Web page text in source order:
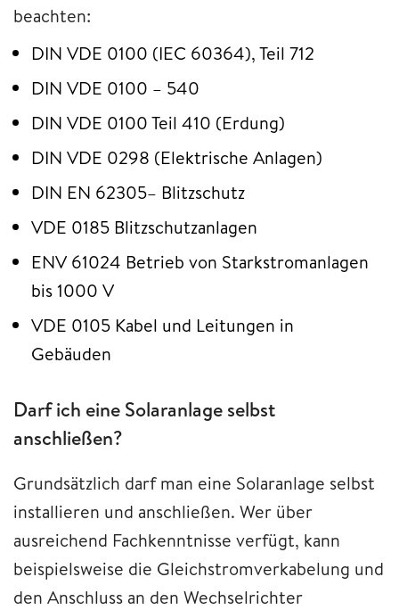
beachten:
DIN VDE 0100 (IEC 60364), Teil 712
DIN VDE 0100 – 540
DIN VDE 0100 Teil 410 (Erdung)
DIN VDE 0298 (Elektrische Anlagen)
DIN EN 62305– Blitzschutz
VDE 0185 Blitzschutzanlagen
ENV 61024 Betrieb von Starkstromanlagen
bis 1000 V
VDE 0105 Kabel und Leitungen in
Gebäuden
Darf ich eine Solaranlage selbst
anschließen?
Grundsätzlich darf man eine Solaranlage selbst
installieren und anschließen. Wer über
ausreichend Fachkenntnisse verfügt, kann
beispielsweise die Gleichstromverkabelung und
den Anschluss an den Wechselrichter